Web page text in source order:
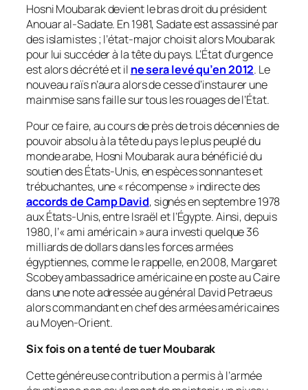
Hosni Moubarak devient le bras droit du président
Anouar al-Sadate. En 1981, Sadate est assassiné par
des islamistes ; l’état-major choisit alors Moubarak
pour lui succéder à la tête du pays. L’État d’urgence
est alors décrété et il ne sera levé qu’en 2012. Le
nouveau raïs n’aura alors de cesse d’instaurer une
mainmise sans faille sur tous les rouages de l’État.
Pour ce faire, au cours de près de trois décennies de
pouvoir absolu à la tête du pays le plus peuplé du
monde arabe, Hosni Moubarak aura bénéficié du
soutien des États-Unis, en espèces sonnantes et
trébuchantes, une « récompense » indirecte des
accords de Camp David, signés en septembre 1978
aux États-Unis, entre Israël et l’Égypte. Ainsi, depuis
1980, l’« ami américain » aura investi quelque 36
milliards de dollars dans les forces armées
égyptiennes, comme le rappelle, en 2008, Margaret
Scobey ambassadrice américaine en poste au Caire
dans une note adressée au général David Petraeus
alors commandant en chef des armées américaines
au Moyen-Orient.
Six fois on a tenté de tuer Moubarak
Cette généreuse contribution a permis à l’armée